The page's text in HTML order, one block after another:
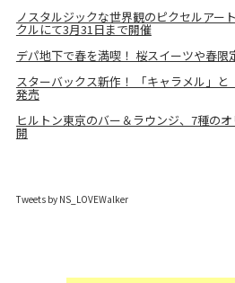
ノスタルジックな世界観のピクセルアー
クルにて3月31日まで開催
デパ地下で春を満喫！ 桜スイーツや春限
スターバックス新作！ 「キャラメル」
発売
ヒルトン東京のバー＆ラウンジ、7種の
開
Tweets by NS_LOVEWalker